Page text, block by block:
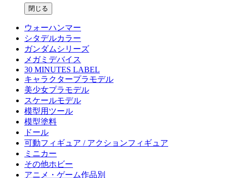
閉じる
ウォーハンマー
シタデルカラー
ガンダムシリーズ
メガミデバイス
30 MINUTES LABEL
キャラクタープラモデル
美少女プラモデル
スケールモデル
模型用ツール
模型塗料
ドール
可動フィギュア / アクションフィギュア
ミニカー
その他ホビー
アニメ・ゲーム作品別